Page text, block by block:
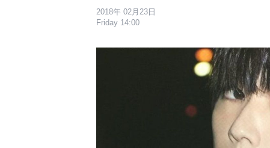
2018年 02月23日
Friday 14:00